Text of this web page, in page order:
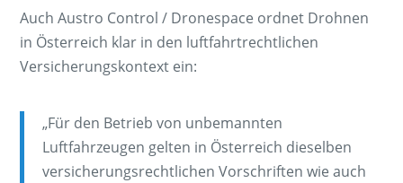
Auch Austro Control / Dronespace ordnet Drohnen
in Österreich klar in den luftfahrtrechtlichen
Versicherungskontext ein:
„Für den Betrieb von unbemannten
Luftfahrzeugen gelten in Österreich dieselben
versicherungsrechtlichen Vorschriften wie auch